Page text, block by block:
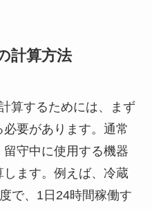
計算方法
算するためには、まず
要があります。通常
守中に使用する機器
ます。例えば、冷蔵
で、1日24時間稼働す